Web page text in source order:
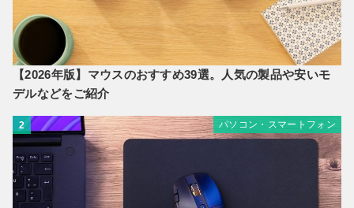
【2026年版】マウスのおすすめ39選。人気の製品や安いモ
デルなどをご紹介
2 パソコン・スマートフォン